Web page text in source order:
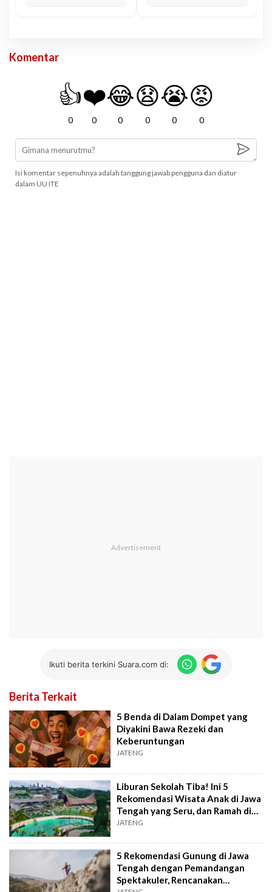
Komentar
👍
0
❤️
0
😂
0
😧
0
😭
0
😡
0
Isi komentar sepenuhnya adalah tanggung jawab pengguna dan diatur
dalam UU ITE
Ikuti berita terkini Suara.com di:
Berita Terkait
5 Benda di Dalam Dompet yang
Diyakini Bawa Rezeki dan
Keberuntungan
JATENG
Liburan Sekolah Tiba! Ini 5
Rekomendasi Wisata Anak di Jawa
Tengah yang Seru, dan Ramah di
Kantong
JATENG
5 Rekomendasi Gunung di Jawa
Tengah dengan Pemandangan
Spektakuler, Rencanakan